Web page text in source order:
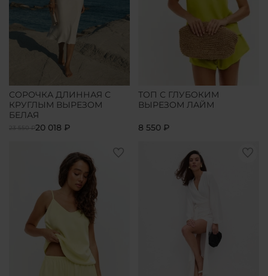
СОРОЧКА ДЛИННАЯ С
КРУГЛЫМ ВЫРЕЗОМ
БЕЛАЯ
23 550 ₽20 018 ₽
ТОП С ГЛУБОКИМ
ВЫРЕЗОМ ЛАЙМ
8 550 ₽